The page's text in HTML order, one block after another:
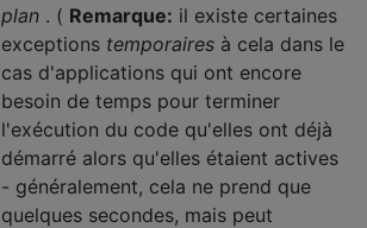
plan . ( Remarque: il existe certaines
exceptions temporaires à cela dans le
cas d'applications qui ont encore
besoin de temps pour terminer
l'exécution du code qu'elles ont déjà
démarré alors qu'elles étaient actives
- généralement, cela ne prend que
quelques secondes, mais peut